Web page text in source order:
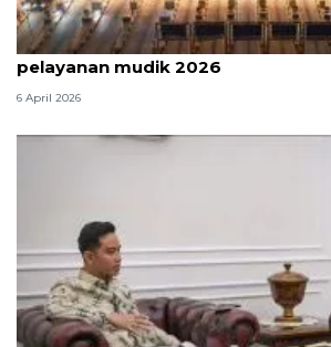
Survei: 88,8 persen responden
pelayanan mudik 2026
6 April 2026